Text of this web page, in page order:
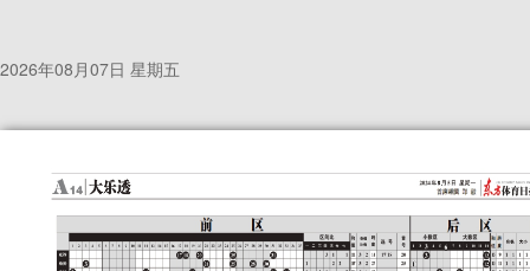
2026年08月07日 星期五